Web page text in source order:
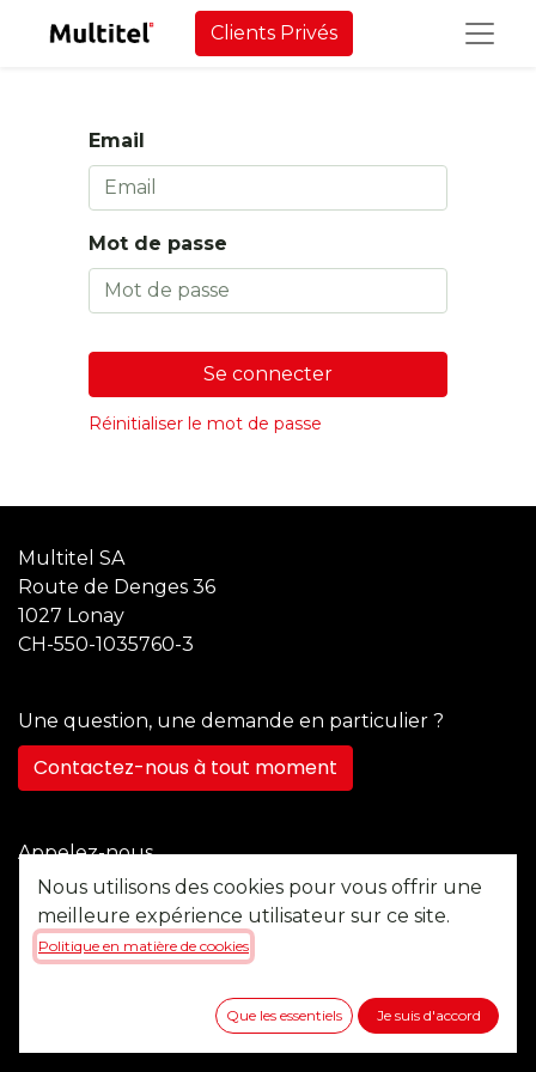
Clients Privés
Email
Mot de passe
Se connecter
Réinitialiser le mot de passe
Multitel SA
Route de Denges 36
1027 Lonay
CH-550-1035760-3
Une question, une demande en particulier ?
Contactez-nous à tout moment
Appelez-nous
+41 21 355 22 45
Envoyez-nous un message
Nous utilisons des cookies pour vous offrir une
meilleure expérience utilisateur sur ce site.
Politique en matière de cookies
Que les essentiels Je suis d'accord